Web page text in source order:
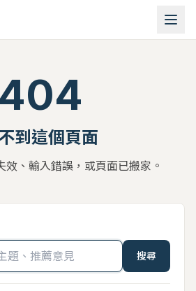
404
到這個頁面
效、輸入錯誤，或頁面已搬家。
搜尋